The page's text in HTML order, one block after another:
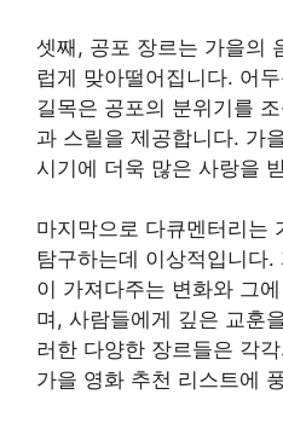
셋째, 공포 장르는 가을의
럽게 맞아떨어집니다. 어
길목은 공포의 분위기를
과 스릴을 제공합니다. 가
시기에 더욱 많은 사랑을
마지막으로 다큐멘터리는
탐구하는데 이상적입니다
이 가져다주는 변화와 그
며, 사람들에게 깊은 교훈
러한 다양한 장르들은 각
가을 영화 추천 리스트에